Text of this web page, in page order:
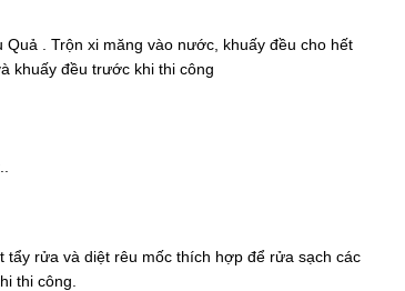
. Trộn xi măng vào nước, khuấy đều cho hết
khuấy đều trước khi thi công
rửa và diệt rêu mốc thích hợp để rửa sạch các
thi công.